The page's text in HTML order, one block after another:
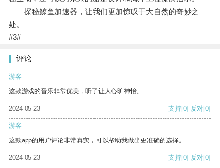
探秘鲸鱼加速器，让我们更加惊叹于大自然的奇妙之
处。
#3#
评论
游客
这款游戏的音乐非常优美，听了让人心旷神怡。
2024-05-23 支持[0] 反对[0]
游客
这款app的用户评论非常真实，可以帮助我做出更准确的选择。
2024-05-23 支持[0] 反对[0]